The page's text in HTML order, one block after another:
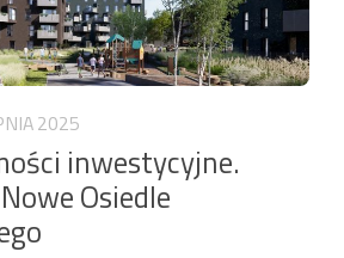
2025
inwestycyjne.
Osiedle